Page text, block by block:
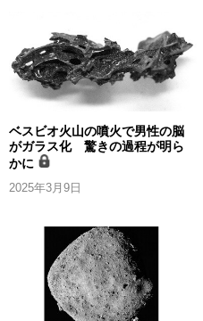
ベスビオ火山の噴火で男性の脳
がガラス化 驚きの過程が明ら
かに
2025年3月9日